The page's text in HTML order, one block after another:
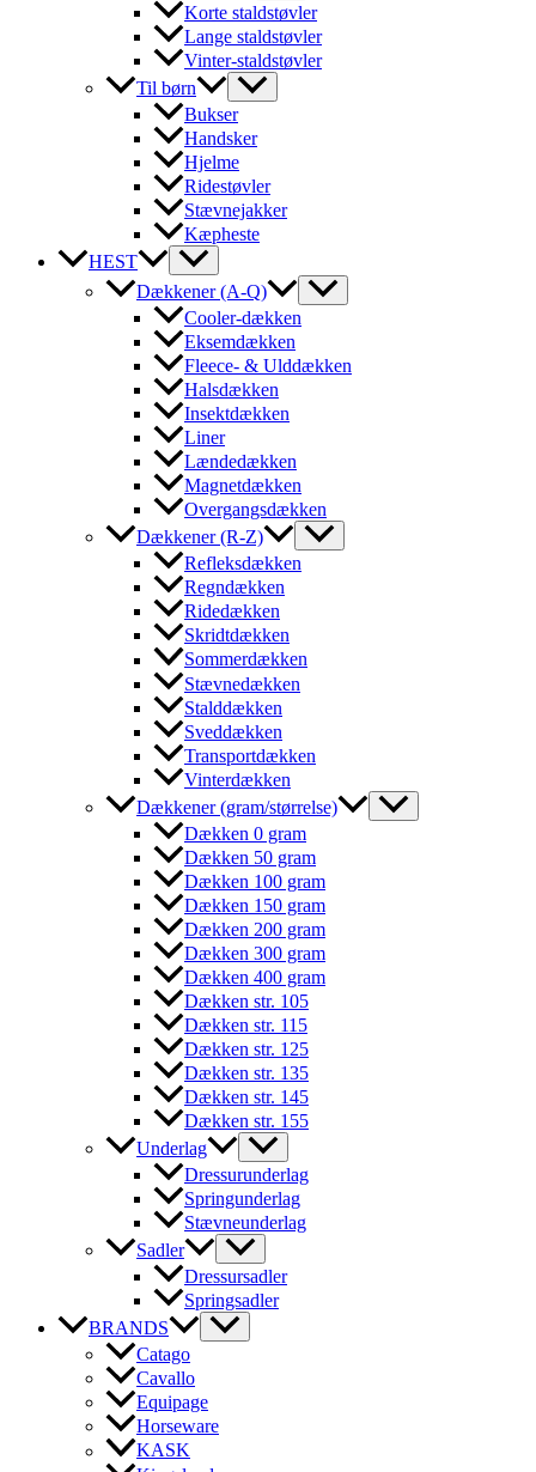
Korte staldstøvler
Lange staldstøvler
Vinter-staldstøvler
Til børn
Bukser
Handsker
Hjelme
Ridestøvler
Stævnejakker
Kæpheste
HEST
Dækkener (A-Q)
Cooler-dækken
Eksemdækken
Fleece- & Ulddækken
Halsdækken
Insektdækken
Liner
Lændedækken
Magnetdækken
Overgangsdækken
Dækkener (R-Z)
Refleksdækken
Regndækken
Ridedækken
Skridtdækken
Sommerdækken
Stævnedækken
Stalddækken
Sveddækken
Transportdækken
Vinterdækken
Dækkener (gram/størrelse)
Dækken 0 gram
Dækken 50 gram
Dækken 100 gram
Dækken 150 gram
Dækken 200 gram
Dækken 300 gram
Dækken 400 gram
Dækken str. 105
Dækken str. 115
Dækken str. 125
Dækken str. 135
Dækken str. 145
Dækken str. 155
Underlag
Dressurunderlag
Springunderlag
Stævneunderlag
Sadler
Dressursadler
Springsadler
BRANDS
Catago
Cavallo
Equipage
Horseware
KASK